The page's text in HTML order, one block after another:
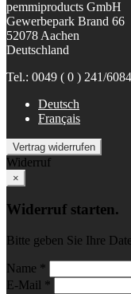
pemmiproducts GmbH
Gewerbepark Brand 66
52078 Aachen
Deutschland
Tel.: 0049 ( 0 ) 241/
Deutsch
Français
Vertrag widerrufen
Widerruf
×
Widerruf starten.
Bitte geben Sie Ihre
Name *
E-Mail *